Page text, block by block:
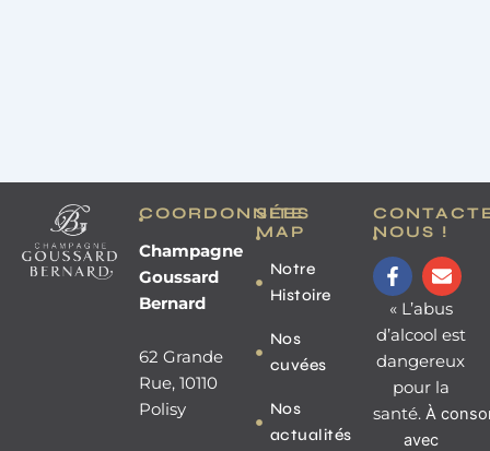
COORDONNÉES
Champagne
Goussard
Bernard
62 Grande
Rue, 10110
Polisy
SITE
MAP
Notre
Histoire
Nos
cuvées
Nos
actualités
NOUS !
F
a
c
e
b
o
o
k
-
E
n
v
l
o
p
« L’abus
d’alcool est
dangereux
pour la
santé. À
avec